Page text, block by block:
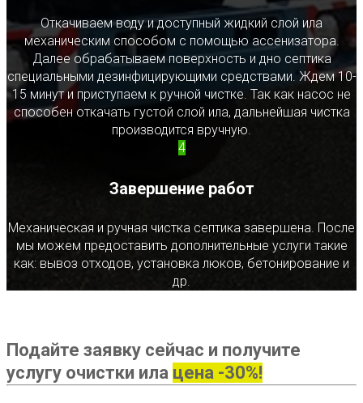
Откачиваем воду и доступный жидкий слой ила
механическим способом с помощью ассенизатора.
Далее обрабатываем поверхность и дно септика
специальными дезинфицирующими средствами. Ждем 10-
15 минут и приступаем к ручной чистке. Так как насос не
способен откачать густой слой ила, дальнейшая чистка
производится вручную.
4
Завершение работ
Механическая и ручная чистка септика завершена. После
мы можем предоставить дополнительные услуги такие
как: вывоз отходов, установка люков, бетонирование и
др.
Подайте заявку сейчас и получите
услугу очистки ила цена -30%!